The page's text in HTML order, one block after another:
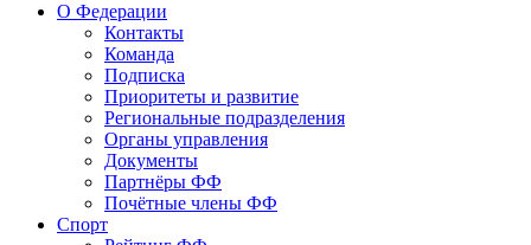
О Федерации
Контакты
Команда
Подписка
Приоритеты и развитие
Региональные подразделения
Органы управления
Документы
Партнёры ФФ
Почётные члены ФФ
Спорт